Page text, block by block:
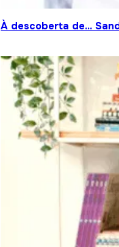
À descoberta de…